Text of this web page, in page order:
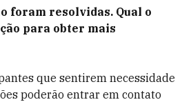
foram resolvidas. Qual o
para obter mais
que sentirem necessidade
poderão entrar em contato